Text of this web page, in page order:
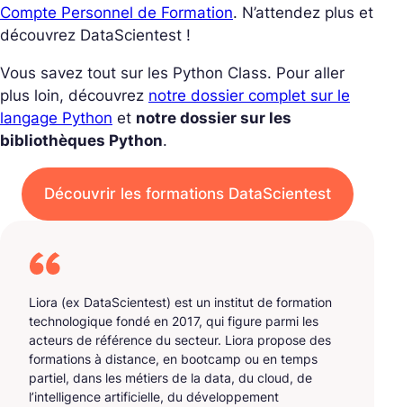
Compte Personnel de Formation. N’attendez plus et
découvrez DataScientest !
Vous savez tout sur les Python Class. Pour aller
plus loin, découvrez notre dossier complet sur le
langage Python et notre dossier sur les
bibliothèques Python.
Découvrir les formations DataScientest
Liora (ex DataScientest) est un institut de formation
technologique fondé en 2017, qui figure parmi les
acteurs de référence du secteur. Liora propose des
formations à distance, en bootcamp ou en temps
partiel, dans les métiers de la data, du cloud, de
l’intelligence artificielle, du développement